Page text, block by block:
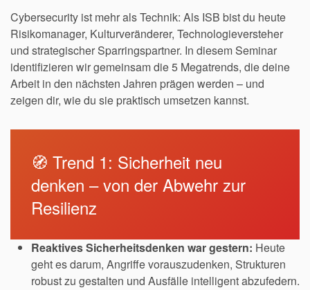
Cybersecurity ist mehr als Technik: Als ISB bist du heute
Risikomanager, Kulturveränderer, Technologieversteher
und strategischer Sparringspartner. In diesem Seminar
identifizieren wir gemeinsam die 5 Megatrends, die deine
Arbeit in den nächsten Jahren prägen werden – und
zeigen dir, wie du sie praktisch umsetzen kannst.
🧭 Trend 1: Sicherheit neu
denken – von der Abwehr zur
Resilienz
Reaktives Sicherheitsdenken war gestern: Heute
geht es darum, Angriffe vorauszudenken, Strukturen
robust zu gestalten und Ausfälle intelligent abzufedern.